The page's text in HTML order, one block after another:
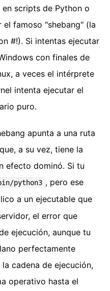
scripts de Python o
el famoso "shebang" (la
#!). Si intentas ejecutar
con finales de
a veces el intérprete
intenta ejecutar el
puro.
apunta a una ruta
a su vez, tiene la
efecto dominó. Si tu
python3 , pero ese
a un ejecutable que
el error que
ejecución, aunque tu
perfectamente
cadena de ejecución,
operativo hasta el